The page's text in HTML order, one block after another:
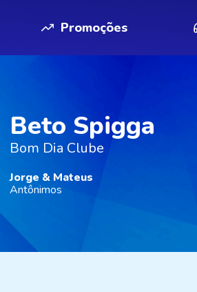
Promoções
Beto Spigga
Bom Dia Clube
Jorge & Mateus
Antônimos